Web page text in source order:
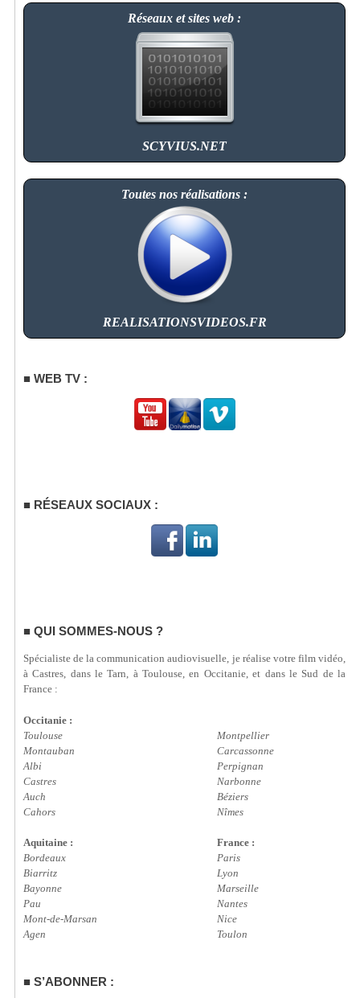
Réseaux et sites web :
SCYVIUS.NET
Toutes nos réalisations :
REALISATIONSVIDEOS.FR
WEB TV :
RÉSEAUX SOCIAUX :
QUI SOMMES-NOUS ?
Spécialiste de la communication audiovisuelle, je réalise votre film vidéo,
à Castres, dans le Tarn, à Toulouse, en Occitanie, et dans le Sud de la
France :
Occitanie :
Toulouse
Montauban
Albi
Castres
Auch
Cahors
Montpellier
Carcassonne
Perpignan
Narbonne
Béziers
Nîmes
Aquitaine :
Bordeaux
Biarritz
Bayonne
Pau
Mont-de-Marsan
Agen
France :
Paris
Lyon
Marseille
Nantes
Nice
Toulon
S’ABONNER :